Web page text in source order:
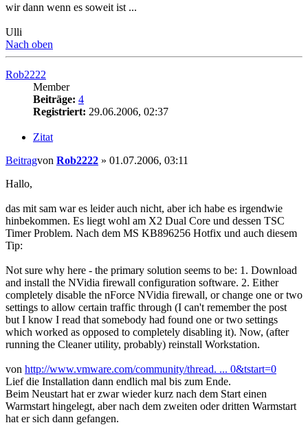
wir dann wenn es soweit ist ...
Ulli
Nach oben
Rob2222
Member
Beiträge: 4
Registriert: 29.06.2006, 02:37
Zitat
Beitragvon Rob2222 » 01.07.2006, 03:11
Hallo,
das mit sam war es leider auch nicht, aber ich habe es irgendwie
hinbekommen. Es liegt wohl am X2 Dual Core und dessen TSC
Timer Problem. Nach dem MS KB896256 Hotfix und auch diesem
Tip:
Not sure why here - the primary solution seems to be: 1. Download
and install the NVidia firewall configuration software. 2. Either
completely disable the nForce NVidia firewall, or change one or two
settings to allow certain traffic through (I can't remember the post
but I know I read that somebody had found one or two settings
which worked as opposed to completely disabling it). Now, (after
running the Cleaner utility, probably) reinstall Workstation.
von http://www.vmware.com/community/thread. ... 0&tstart=0
Lief die Installation dann endlich mal bis zum Ende.
Beim Neustart hat er zwar wieder kurz nach dem Start einen
Warmstart hingelegt, aber nach dem zweiten oder dritten Warmstart
hat er sich dann gefangen.